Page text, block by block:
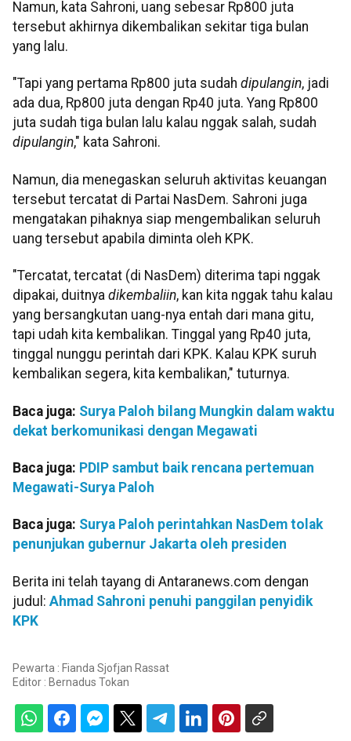
Namun, kata Sahroni, uang sebesar Rp800 juta
tersebut akhirnya dikembalikan sekitar tiga bulan
yang lalu.
"Tapi yang pertama Rp800 juta sudah dipulangin, jadi
ada dua, Rp800 juta dengan Rp40 juta. Yang Rp800
juta sudah tiga bulan lalu kalau nggak salah, sudah
dipulangin," kata Sahroni.
Namun, dia menegaskan seluruh aktivitas keuangan
tersebut tercatat di Partai NasDem. Sahroni juga
mengatakan pihaknya siap mengembalikan seluruh
uang tersebut apabila diminta oleh KPK.
"Tercatat, tercatat (di NasDem) diterima tapi nggak
dipakai, duitnya dikembaliin, kan kita nggak tahu kalau
yang bersangkutan uang-nya entah dari mana gitu,
tapi udah kita kembalikan. Tinggal yang Rp40 juta,
tinggal nunggu perintah dari KPK. Kalau KPK suruh
kembalikan segera, kita kembalikan," tuturnya.
Baca juga: Surya Paloh bilang Mungkin dalam waktu
dekat berkomunikasi dengan Megawati
Baca juga: PDIP sambut baik rencana pertemuan
Megawati-Surya Paloh
Baca juga: Surya Paloh perintahkan NasDem tolak
penunjukan gubernur Jakarta oleh presiden
Berita ini telah tayang di Antaranews.com dengan
judul: Ahmad Sahroni penuhi panggilan penyidik
KPK
Pewarta : Fianda Sjofjan Rassat
Editor : Bernadus Tokan